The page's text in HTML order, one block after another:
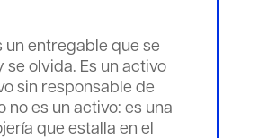
un entregable que se
se olvida. Es un activo
sin responsable de
no es un activo: es una
que estalla en el